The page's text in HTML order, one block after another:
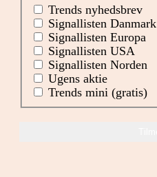
Trends nyhedsbrev
Signallisten Danmark
Signallisten Europa
Signallisten USA
Signallisten Norden
Ugens aktie
Trends mini (gratis)